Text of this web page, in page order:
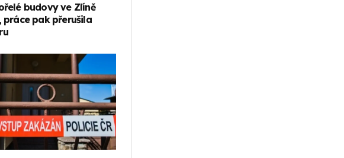
budovy ve Zlíně
práce pak přerušila